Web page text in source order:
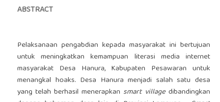
ABSTRACT
Pelaksanaan pengabdian kepada masyarakat ini bertujuan
untuk meningkatkan kemampuan literasi media internet
masyarakat Desa Hanura, Kabupaten Pesawaran untuk
menangkal hoaks. Desa Hanura menjadi salah satu desa
yang telah berhasil menerapkan smart villagedibandingkan